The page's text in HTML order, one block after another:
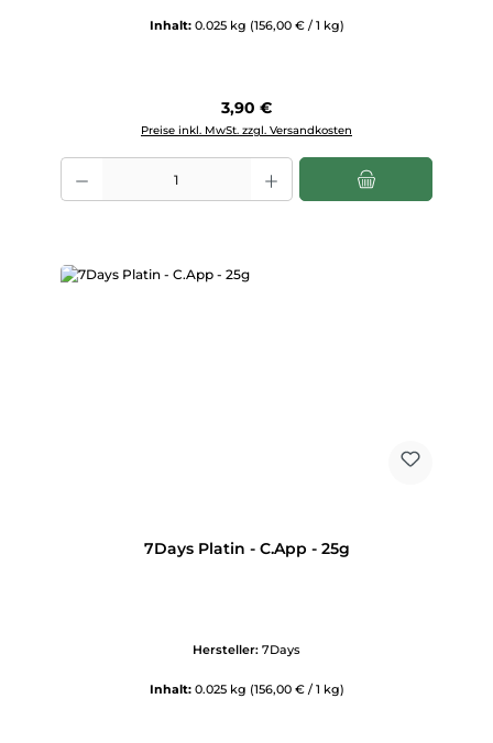
Inhalt: 0.025 kg (156,00 € / 1 kg)
Regulärer Preis:
3,90 €
Preise inkl. MwSt. zzgl. Versandkosten
Produkt Anzahl: Gib den gewünschten Wert ein oder benutze die
7Days Platin - C.App - 25g
Hersteller: 7Days
Inhalt: 0.025 kg (156,00 € / 1 kg)